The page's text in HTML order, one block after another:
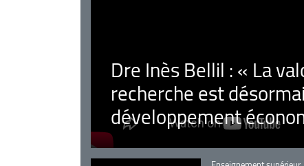
Dre Inès Bellil : « La
recherche est
développement